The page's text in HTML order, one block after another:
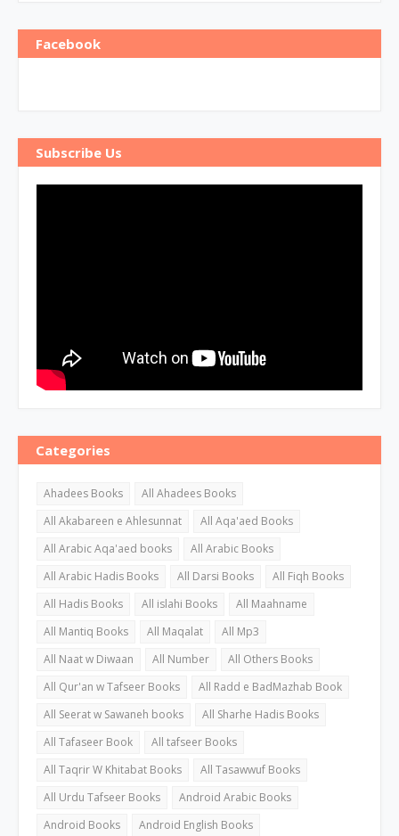
Facebook
Subscribe Us
Categories
Ahadees Books
All Ahadees Books
All Akabareen e Ahlesunnat
All Aqa'aed Books
All Arabic Aqa'aed books
All Arabic Books
All Arabic Hadis Books
All Darsi Books
All Fiqh Books
All Hadis Books
All islahi Books
All Maahname
All Mantiq Books
All Maqalat
All Mp3
All Naat w Diwaan
All Number
All Others Books
All Qur'an w Tafseer Books
All Radd e BadMazhab Book
All Seerat w Sawaneh books
All Sharhe Hadis Books
All Tafaseer Book
All tafseer Books
All Taqrir W Khitabat Books
All Tasawwuf Books
All Urdu Tafseer Books
Android Arabic Books
Android Books
Android English Books